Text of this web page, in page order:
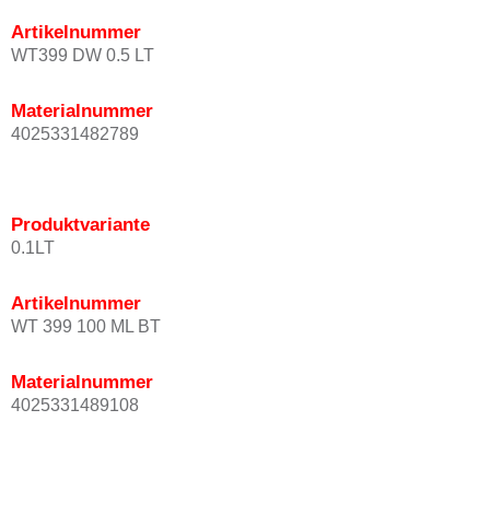
Artikelnummer
WT399 DW 0.5 LT
Materialnummer
4025331482789
Produktvariante
0.1LT
Artikelnummer
WT 399 100 ML BT
Materialnummer
4025331489108